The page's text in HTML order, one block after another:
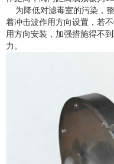
为降低对滤毒室的污染，
着冲击波作用方向设置，若
用方向安装，加强措施得不
力。